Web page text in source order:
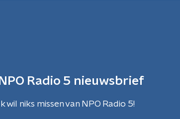
NPO Radio 5 nieuwsbrief
Ik wil niks missen van NPO Radio 5!